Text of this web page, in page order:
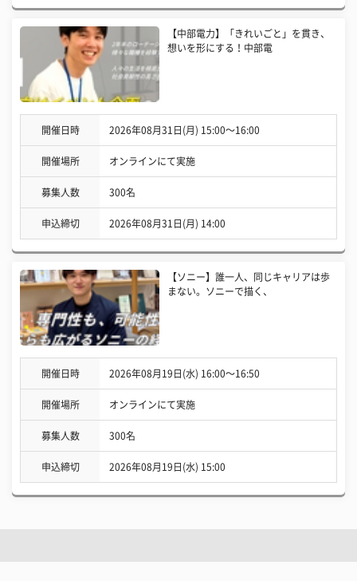
【中部電力】「きれいごと」を貫き、
想いを形にする！中部電
開催日時 2026年08月31日(月) 15:00〜16:00
開催場所 オンラインにて実施
募集人数 300名
申込締切 2026年08月31日(月) 14:00
【ソニー】誰一人、同じキャリアは歩
まない。ソニーで描く、
開催日時 2026年08月19日(水) 16:00〜16:50
開催場所 オンラインにて実施
募集人数 300名
申込締切 2026年08月19日(水) 15:00